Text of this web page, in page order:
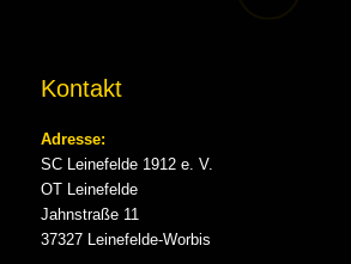
Kontakt
Adresse:
SC Leinefelde 1912 e. V.
OT Leinefelde
Jahnstraße 11
37327 Leinefelde-Worbis